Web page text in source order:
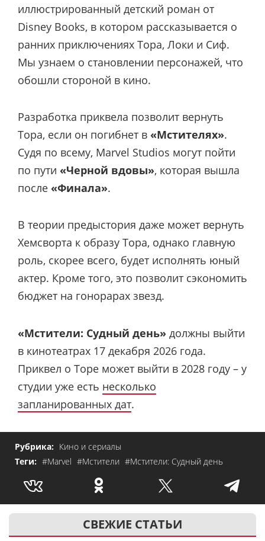
иллюстрированный детский роман от
Disney Books, в котором рассказывается о
ранних приключениях Тора, Локи и Сиф.
Мы узнаем о становлении персонажей, что
обошли стороной в кино.
Разработка приквела позволит вернуть
Тора, если он погибнет в «Мстителях».
Судя по всему, Marvel Studios могут пойти
по пути «Черной вдовы», которая вышла
после «Финала».
В теории предыстория даже может вернуть
Хемсворта к образу Тора, однако главную
роль, скорее всего, будет исполнять юный
актер. Кроме того, это позволит сэкономить
бюджет на гонорарах звезд.
«Мстители: Судный день» должны выйти
в кинотеатрах 17 декабря 2026 года.
Приквел о Торе может выйти в 2028 году – у
студии уже есть несколько
запланированных дат.
Рубрика: Кино и сериалы
Теги: #Marvel #Мстители #Мстители: Судный день
СВЕЖИЕ СТАТЬИ